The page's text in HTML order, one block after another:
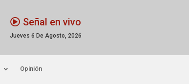
Señal en vivo
Jueves 6 De Agosto, 2026
Opinión